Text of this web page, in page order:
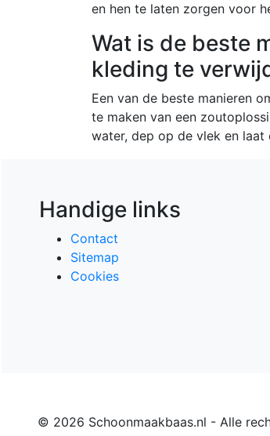
en hen te laten zorgen voor
Wat is de beste
kleding te
Een van de beste manieren
te maken van een
water, dep op de vlek en
Handige links
Contact
Sitemap
Cookies
© 2026 Schoonmaakbaas.nl - Alle